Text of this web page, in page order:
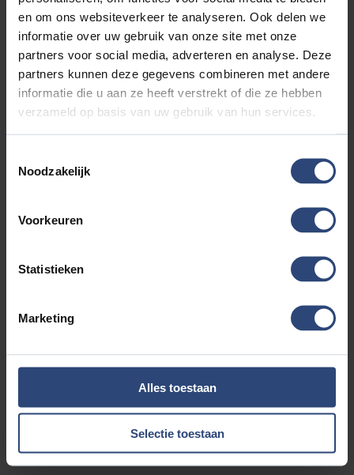
en om ons websiteverkeer te analyseren. Ook delen we
informatie over uw gebruik van onze site met onze
partners voor social media, adverteren en analyse. Deze
partners kunnen deze gegevens combineren met andere
informatie die u aan ze heeft verstrekt of die ze hebben
verzameld op basis van uw gebruik van hun services.
Noodzakelijk
Voorkeuren
Statistieken
Marketing
Alles toestaan
Selectie toestaan